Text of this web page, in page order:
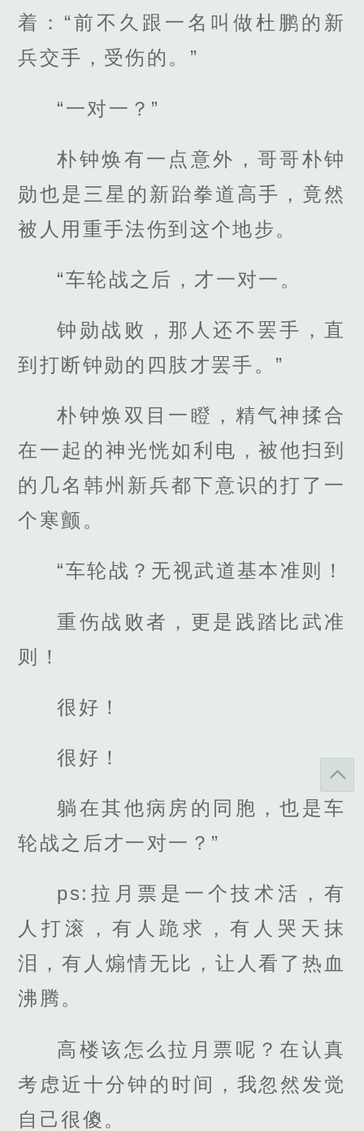
着：“前不久跟一名叫做杜鹏的新
兵交手，受伤的。”
“一对一？”
朴钟焕有一点意外，哥哥朴钟
勋也是三星的新跆拳道高手，竟然
被人用重手法伤到这个地步。
“车轮战之后，才一对一。
钟勋战败，那人还不罢手，直
到打断钟勋的四肢才罢手。”
朴钟焕双目一瞪，精气神揉合
在一起的神光恍如利电，被他扫到
的几名韩州新兵都下意识的打了一
个寒颤。
“车轮战？无视武道基本准则！
重伤战败者，更是践踏比武准
则！
很好！
很好！
躺在其他病房的同胞，也是车
轮战之后才一对一？”
ps:拉月票是一个技术活，有
人打滚，有人跪求，有人哭天抹
泪，有人煽情无比，让人看了热血
沸腾。
高楼该怎么拉月票呢？在认真
考虑近十分钟的时间，我忽然发觉
自己很傻。